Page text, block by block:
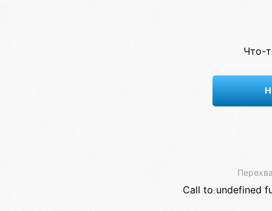
Что-
Call to undefined